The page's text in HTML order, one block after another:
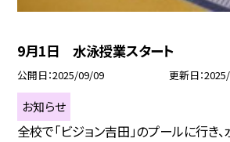
9月1日 水泳授業スタート
公開日 2025/09/09 更新日
お知らせ
全校で「ビジョン吉田」のプールに行き